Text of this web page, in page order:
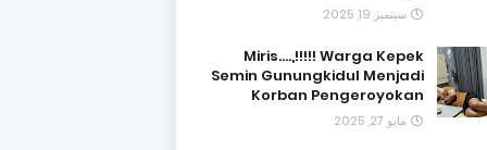
سبتمبر 19, 2025
Miris....,!!!!! Warga Kepek
Semin Gunungkidul Menjadi
Korban Pengeroyokan
مايو 27, 2025